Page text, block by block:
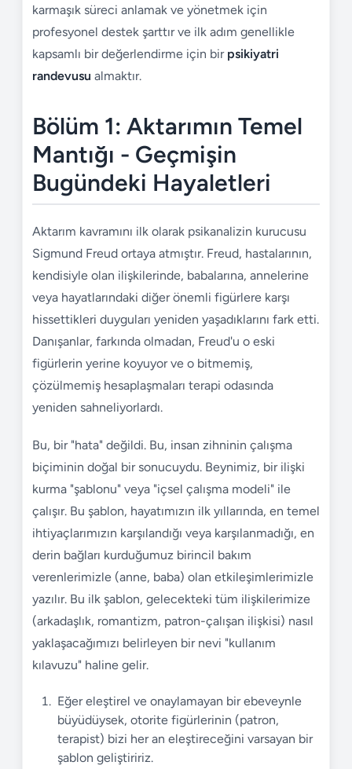
karmaşık süreci anlamak ve yönetmek için
profesyonel destek şarttır ve ilk adım genellikle
kapsamlı bir değerlendirme için bir psikiyatri
randevusu almaktır.
Bölüm 1: Aktarımın Temel
Mantığı - Geçmişin
Bugündeki Hayaletleri
Aktarım kavramını ilk olarak psikanalizin kurucusu
Sigmund Freud ortaya atmıştır. Freud, hastalarının,
kendisiyle olan ilişkilerinde, babalarına, annelerine
veya hayatlarındaki diğer önemli figürlere karşı
hissettikleri duyguları yeniden yaşadıklarını fark etti.
Danışanlar, farkında olmadan, Freud'u o eski
figürlerin yerine koyuyor ve o bitmemiş,
çözülmemiş hesaplaşmaları terapi odasında
yeniden sahneliyorlardı.
Bu, bir "hata" değildi. Bu, insan zihninin çalışma
biçiminin doğal bir sonucuydu. Beynimiz, bir ilişki
kurma "şablonu" veya "içsel çalışma modeli" ile
çalışır. Bu şablon, hayatımızın ilk yıllarında, en temel
ihtiyaçlarımızın karşılandığı veya karşılanmadığı, en
derin bağları kurduğumuz birincil bakım
verenlerimizle (anne, baba) olan etkileşimlerimizle
yazılır. Bu ilk şablon, gelecekteki tüm ilişkilerimize
(arkadaşlık, romantizm, patron-çalışan ilişkisi) nasıl
yaklaşacağımızı belirleyen bir nevi "kullanım
kılavuzu" haline gelir.
Eğer eleştirel ve onaylamayan bir ebeveynle
büyüdüysek, otorite figürlerinin (patron,
terapist) bizi her an eleştireceğini varsayan bir
şablon geliştiririz.